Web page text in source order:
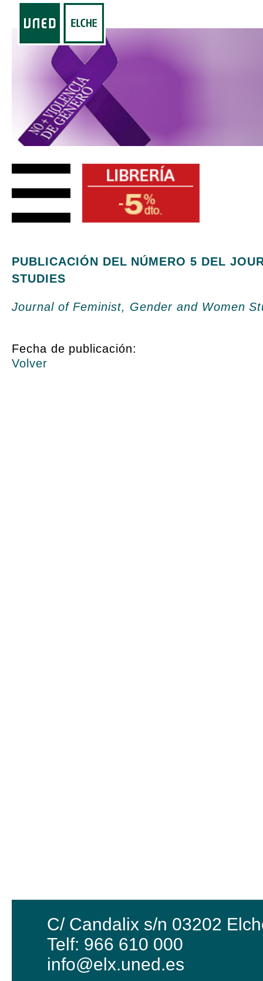
PUBLICACIÓN DEL NÚMERO 5 DEL
STUDIES
Journal of Feminist, Gender and Women
Fecha de publicación:
Volver
C/ Candalix s/n 03202
Telf: 966 610 000
info@elx.uned.es